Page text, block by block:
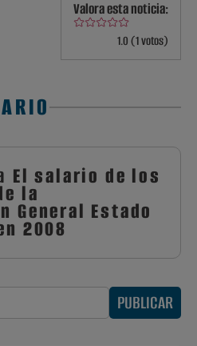
Valora esta noticia:
1.0 (1 votos)
El salario de los
la
General Estado
2008
PUBLICAR